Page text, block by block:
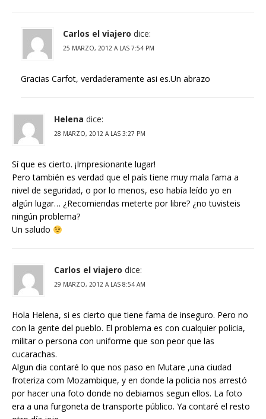
Carlos el viajero dice:
25 MARZO, 2012 A LAS 7:54 PM
Gracias Carfot, verdaderamente asi es.Un abrazo
Helena dice:
28 MARZO, 2012 A LAS 3:27 PM
Sí que es cierto. ¡Impresionante lugar!
Pero también es verdad que el país tiene muy mala fama a
nivel de seguridad, o por lo menos, eso había leído yo en
algún lugar… ¿Recomiendas meterte por libre? ¿no tuvisteis
ningún problema?
Un saludo
Carlos el viajero dice:
29 MARZO, 2012 A LAS 8:54 AM
Hola Helena, si es cierto que tiene fama de inseguro. Pero no
con la gente del pueblo. El problema es con cualquier policia,
militar o persona con uniforme que son peor que las
cucarachas.
Algun dia contaré lo que nos paso en Mutare ,una ciudad
froteriza com Mozambique, y en donde la policia nos arrestó
por hacer una foto donde no debiamos segun ellos. La foto
era a una furgoneta de transporte público. Ya contaré el resto